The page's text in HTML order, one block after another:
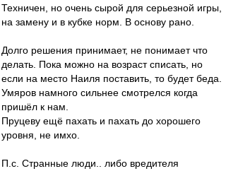
Техничен, но очень сырой для серьезной игры,
на замену и в кубке норм. В основу рано.
Долго решения принимает, не понимает что
делать. Пока можно на возраст списать, но
если на место Наиля поставить, то будет беда.
Умяров намного сильнее смотрелся когда
пришёл к нам.
Пруцеву ещё пахать и пахать до хорошего
уровня, не имхо.
П.с. Странные люди.. либо вредителя